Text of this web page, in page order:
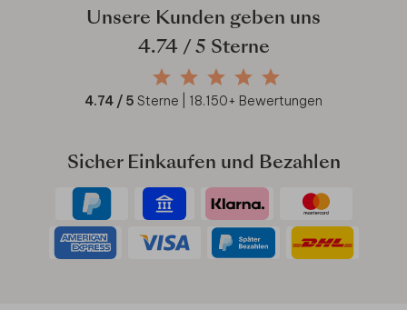
Unsere Kunden geben uns
4.74/ 5 Sterne
4.74 / 5 Sterne | 18.150+ Bewertungen
Sicher Einkaufen und Bezahlen